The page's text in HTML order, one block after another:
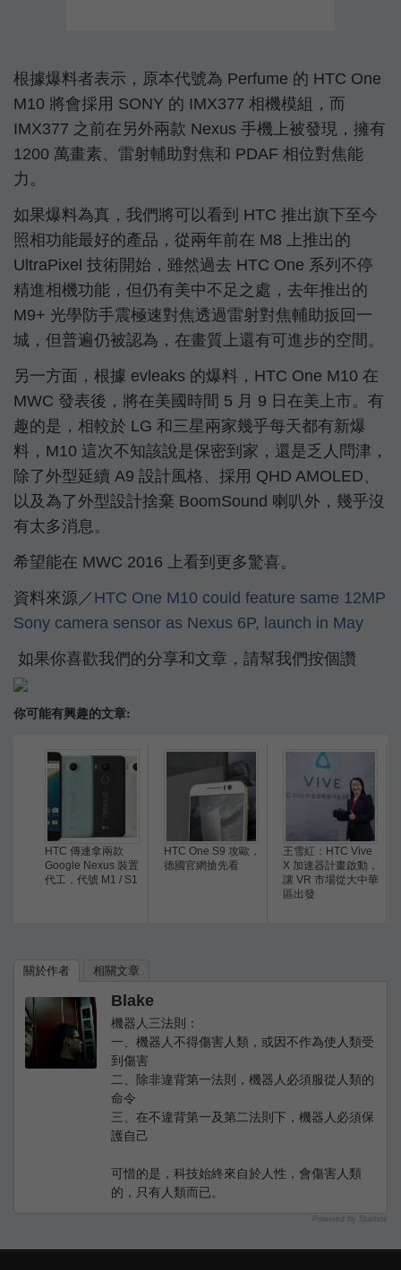
根據爆料者表示，原本代號為 Perfume 的 HTC One
M10 將會採用 SONY 的 IMX377 相機模組，而
IMX377 之前在另外兩款 Nexus 手機上被發現，擁有
1200 萬畫素、雷射輔助對焦和 PDAF 相位對焦能
力。
如果爆料為真，我們將可以看到 HTC 推出旗下至今
照相功能最好的產品，從兩年前在 M8 上推出的
UltraPixel 技術開始，雖然過去 HTC One 系列不停
精進相機功能，但仍有美中不足之處，去年推出的
M9+ 光學防手震極速對焦透過雷射對焦輔助扳回一
城，但普遍仍被認為，在畫質上還有可進步的空間。
另一方面，根據 evleaks 的爆料，HTC One M10 在
MWC 發表後，將在美國時間 5 月 9 日在美上市。有
趣的是，相較於 LG 和三星兩家幾乎每天都有新爆
料，M10 這次不知該說是保密到家，還是乏人問津，
除了外型延續 A9 設計風格、採用 QHD AMOLED、
以及為了外型設計捨棄 BoomSound 喇叭外，幾乎沒
有太多消息。
希望能在 MWC 2016 上看到更多驚喜。
資料來源／ HTC One M10 could feature same 12MP
Sony camera sensor as Nexus 6P, launch in May
如果你喜歡我們的分享和文章，請幫我們按個讚
你可能有興趣的文章:
HTC 傳連拿兩款
Google Nexus 裝置
代工，代號 M1 / S1
HTC One S9 攻歐，
德國官網搶先看
王雪紅：HTC Vive
X 加速器計畫啟動，
讓 VR 市場從大中華
區出發
關於作者 相關文章
Blake
機器人三法則：
一、機器人不得傷害人類，或因不作為使人類受
到傷害
二、除非違背第一法則，機器人必須服從人類的
命令
三、在不違背第一及第二法則下，機器人必須保
護自己
可惜的是，科技始終來自於人性，會傷害人類
的，只有人類而已。
Powered by Starbox